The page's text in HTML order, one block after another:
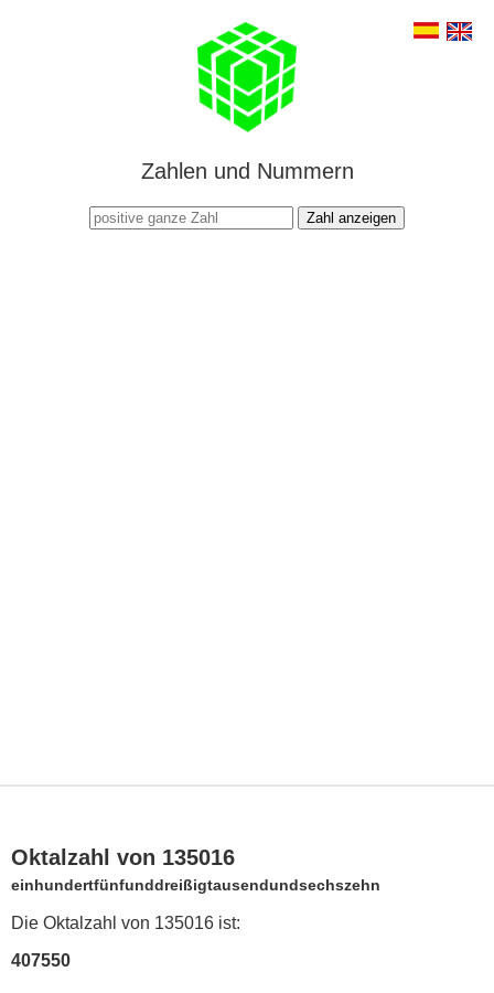
Zahlen und Nummern
Zahl anzeigen
Oktalzahl von 135016
einhundertfünfunddreißigtausendundsechszehn
Die Oktalzahl von 135016 ist:
407550